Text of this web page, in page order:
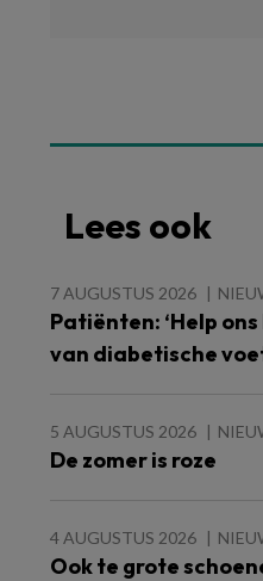
Lees ook
7 AUGUSTUS 2026
Patiënten: ‘Help
van diabetische
5 AUGUSTUS 2026
De zomer is roze
4 AUGUSTUS 2026
Ook te grote